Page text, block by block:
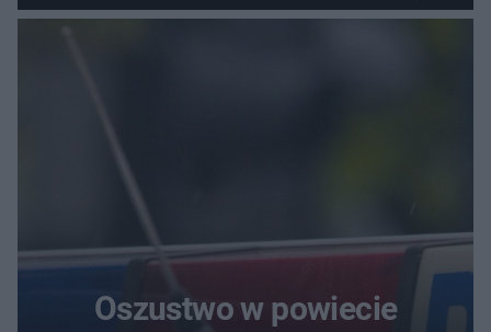
zgłosił ładunek w swoim
Oszustwo w powiecie